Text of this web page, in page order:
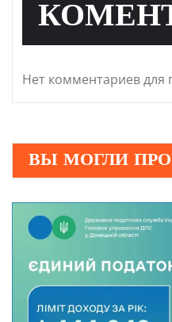
Нет комментариев для
ВЫ МОГЛИ